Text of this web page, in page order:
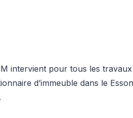
intervient pour tous les
d’immeuble dans le